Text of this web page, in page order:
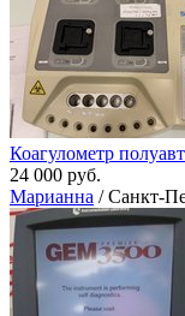
Коагулометр
24 000 руб.
Марианна / Санкт-